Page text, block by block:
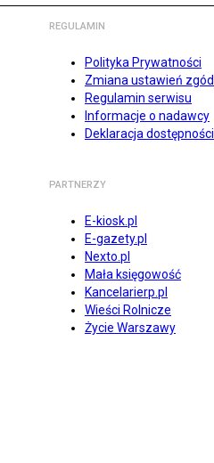
REGULAMIN
Polityka Prywatności
Zmiana ustawień zgód
Regulamin serwisu
Informacje o nadawcy
Deklaracja dostępności
PARTNERZY
E-kiosk.pl
E-gazety.pl
Nexto.pl
Mała księgowość
Kancelarierp.pl
Wieści Rolnicze
Życie Warszawy